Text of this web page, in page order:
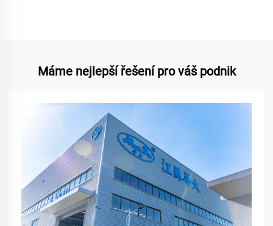
Máme nejlepší řešení pro váš podnik